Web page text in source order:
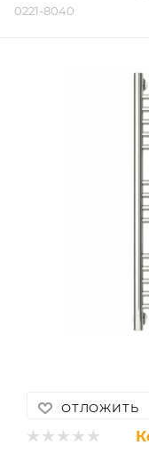
0221-8040
ОТЛОЖИТЬ